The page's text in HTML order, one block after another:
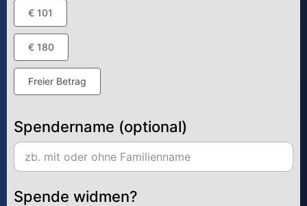
€ 101
€ 180
Freier Betrag
Spendername (optional)
Spende widmen?